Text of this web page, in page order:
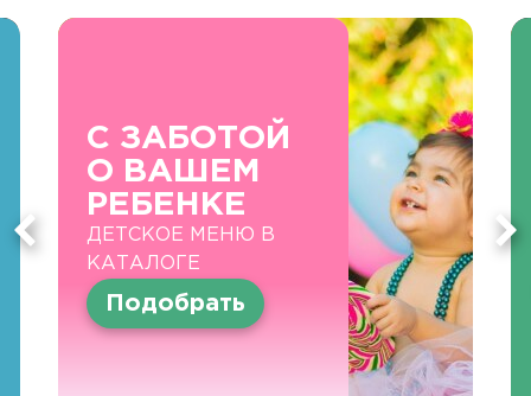
С ЗАБОТОЙ
О ВАШЕМ
РЕБЕНКЕ
ДЕТСКОЕ МЕНЮ В
КАТАЛОГЕ
Подобрать